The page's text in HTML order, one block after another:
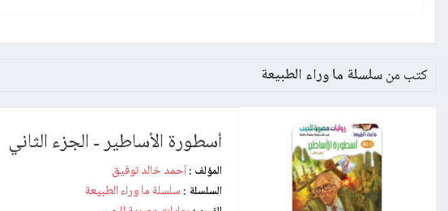
كتب من سلسلة ما وراء الطبيعة
أسطورة الأساطير - الجزء الثاني
المؤلف :أحمد خالد توفيق
السلسلة : سلسلة ما وراء الطبيعة